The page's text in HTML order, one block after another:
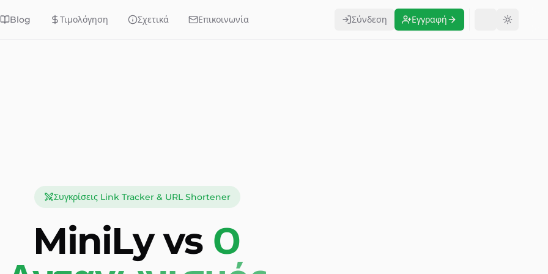
Blog Τιμολόγηση Σχετικά Επικοινωνία Σύνδεση Εγγραφή Change
Συγκρίσεις Link Tracker & URL Shortener
MiniLy vs Ο